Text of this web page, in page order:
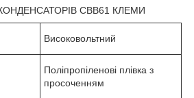
СВВ61 КЛЕМИ
Високовольтний
Поліпропіленові плівка з
просоченням